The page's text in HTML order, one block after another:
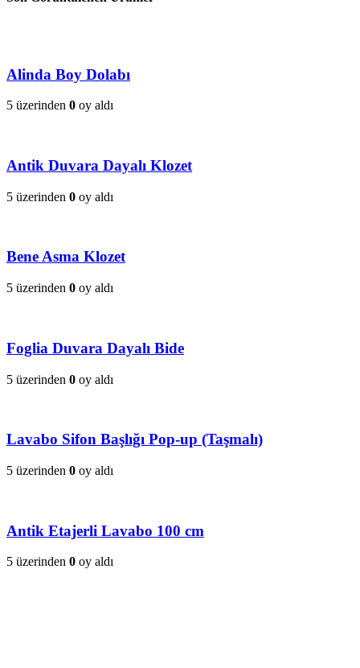
Alinda Boy Dolabı
5 üzerinden 0 oy aldı
Antik Duvara Dayalı Klozet
5 üzerinden 0 oy aldı
Bene Asma Klozet
5 üzerinden 0 oy aldı
Foglia Duvara Dayalı Bide
5 üzerinden 0 oy aldı
Lavabo Sifon Başlığı Pop-up (Taşmalı)
5 üzerinden 0 oy aldı
Antik Etajerli Lavabo 100 cm
5 üzerinden 0 oy aldı